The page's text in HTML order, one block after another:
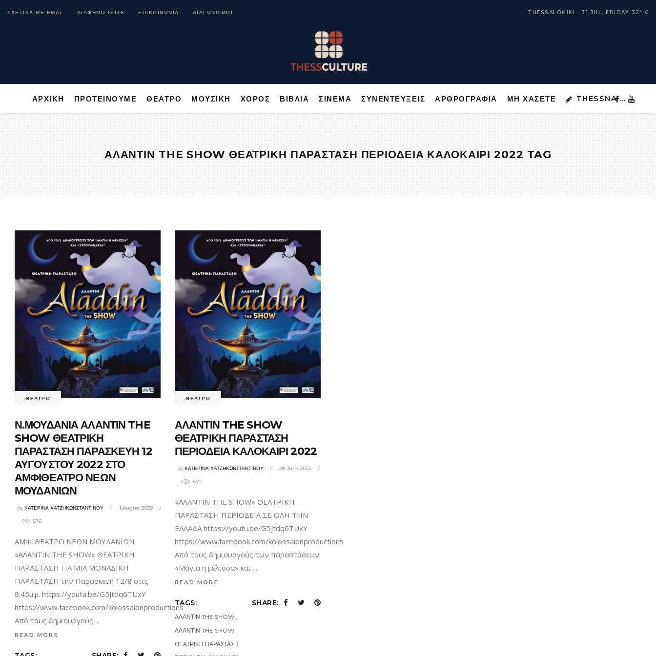
ΣΧΕΤΙΚΑ ΜΕ ΕΜΑΣ ΔΙΑΦΗΜΙΣΤΕΙΤΕ ΕΠΙΚΟΙΝΩΝΙΑ ΔΙΑΓΩΝΙΣΜΟΙ THESSALONIKI 31 JUL, FRIDAY 32 ° C
ΑΡΧΙΚΗ ΠΡΟΤΕΙΝΟΥΜΕ ΘΕΑΤΡΟ ΜΟΥΣΙΚΗ ΧΟΡΟΣ ΒΙΒΛΙΑ ΣΙΝΕΜΑ ΣΥΝΕΝΤΕΥΞΕΙΣ ΑΡΘΡΟΓΡΑΦΙΑ ΜΗ ΧΑΣΕΤΕ THESSNA …
ΑΡΧΙΚΗ ΠΡΟΤΕΙΝΟΥΜΕ ΘΕΑΤΡΟ ΜΟΥΣΙΚΗ ΜΗ ΧΑΣΕΤΕ THESSNA …
ΑΛΑΝΤΙΝ THE SHOW ΘΕΑΤΡΙΚΗ ΠΑΡΑΣΤΑΣΗ ΠΕΡΙΟΔΕΙΑ ΚΑΛΟΚΑΙΡΙ 2022 TAG
ΘΕΑΤΡΟ
Ν.ΜΟΥΔΑΝΙΑ ΑΛΑΝΤΙΝ THE
SHOW ΘΕΑΤΡΙΚΗ
ΠΑΡΑΣΤΑΣΗ ΠΑΡΑΣΚΕΥΗ 12
ΑΥΓΟΥΣΤΟΥ 2022 ΣΤΟ
ΑΜΦΙΘΕΑΤΡΟ ΝΕΩΝ
ΜΟΥΔΑΝΙΩΝ
byΚΑΤΕΡΙΝΑ ΧΑΤΖΗΚΩΝΣΤΑΝΤΙΝΟΥ 1 August 2022
576
ΑΜΦΙΘΕΑΤΡΟ ΝΕΩΝ ΜΟΥΔΑΝΙΩΝ
«ΑΛΑΝΤΙΝ THE SHOW» ΘΕΑΤΡΙΚΗ
ΠΑΡΑΣΤΑΣΗ ΓΙΑ ΜΙΑ ΜΟΝΑΔΙΚΗ
ΠΑΡΑΣΤΑΣΗ την Παρασκευή 12/8 στις
8:45μ.μ. https://youtu.be/G5Jtdq6TUxY
https://www.facebook.com/kolossaionproductions
Από τους δημιουργούς
READ MORE
ΘΕΑΤΡΟ
ΑΛΑΝΤΙΝ THE SHOW
ΘΕΑΤΡΙΚΗ ΠΑΡΑΣΤΑΣΗ
ΠΕΡΙΟΔΕΙΑ ΚΑΛΟΚΑΙΡΙ 2022
byΚΑΤΕΡΙΝΑ ΧΑΤΖΗΚΩΝΣΤΑΝΤΙΝΟΥ 28 June 2022
674
«ΑΛΑΝΤΙΝ THE SHOW» ΘΕΑΤΡΙΚΗ
ΠΑΡΑΣΤΑΣΗ ΠΕΡΙΟΔΕΙΑ ΣΕ ΟΛΗ ΤΗΝ
ΕΛΛΑΔΑ https://youtu.be/G5Jtdq6TUxY
https://www.facebook.com/kolossaionproductions
Από τους δημιουργούς των παραστάσεων
«Μάγια η μέλισσα» και
READ MORE
TAGS:
ΑΛΑΝΤΙΝ THE SHOW,
ΑΛΑΝΤΙΝ THE SHOW
ΘΕΑΤΡΙΚΗ ΠΑΡΑΣΤΑΣΗ
SHARE: